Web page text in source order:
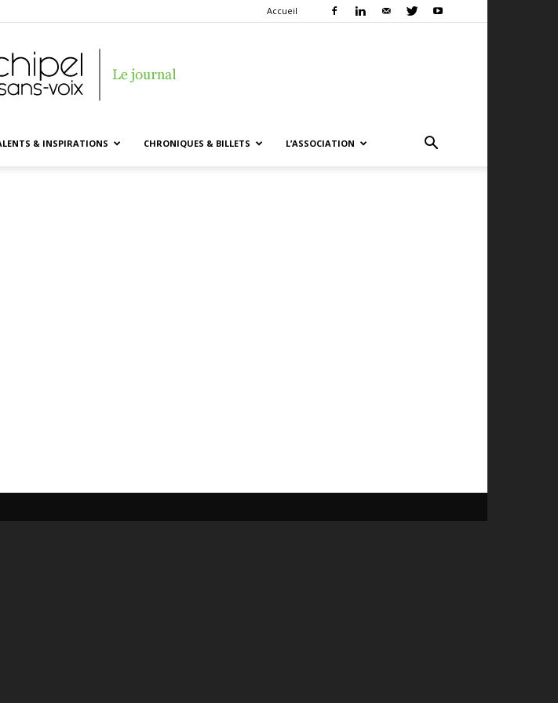
Accueil
& INSPIRATIONS CHRONIQUES & BILLETS L’ASSOCIATION